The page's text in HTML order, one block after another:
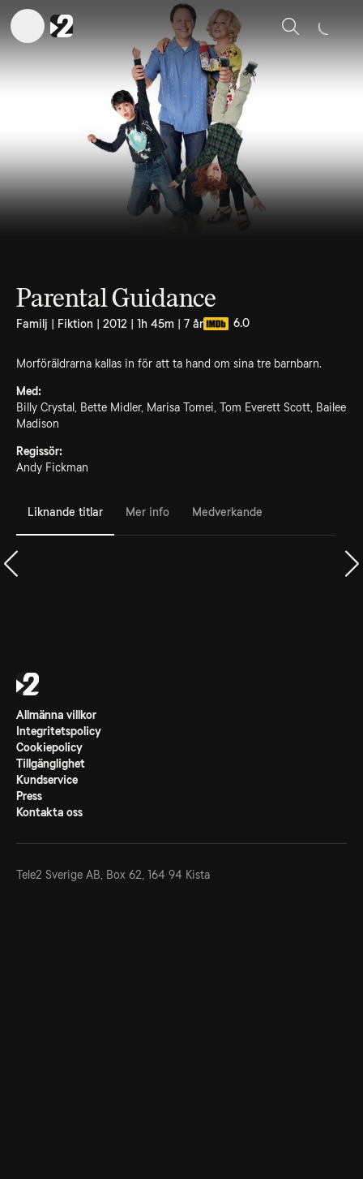
Sök
Parental Guidance
Familj | Fiktion | 2012 | 1h 45m | 7 år 6.0
Morföräldrarna kallas in för att ta hand om sina tre barnbarn.
Med:
Billy Crystal, Bette Midler, Marisa Tomei, Tom Everett Scott, Bailee
Madison
Regissör:
Andy Fickman
Liknande titlar Mer info Medverkande
Allmänna villkor
Integritetspolicy
Cookiepolicy
Tillgänglighet
Kundservice
Press
Kontakta oss
Tele2 Sverige AB, Box 62, 164 94 Kista